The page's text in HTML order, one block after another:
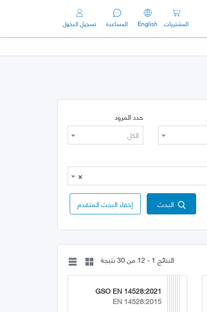
المشتريات English المساعدة تسجيل الدخول
حدد المزود
الكل
×
البحث إخفاء البحث المتقدم
النتائج 1 - 12 من 30 نتيجة
GSO EN 14528:2021
EN 14528:2015